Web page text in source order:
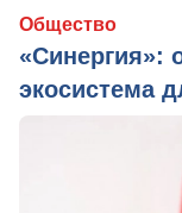
Общество
«Синергия»:
экосистема